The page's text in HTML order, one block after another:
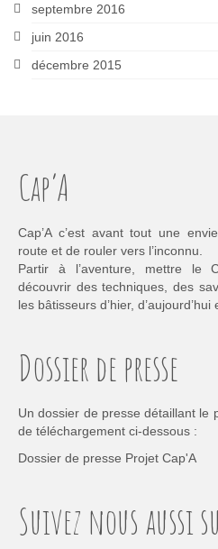
septembre 2016
juin 2016
décembre 2015
Cap’A
Cap’A c’est avant tout une
route et de rouler vers l’inconnu.
Partir à l’aventure, mettre le
découvrir des techniques, des
les bâtisseurs d’hier, d’aujourd’hui
Dossier de presse
Un dossier de presse détaillant le
de téléchargement ci-dessous :
Dossier de presse Projet Cap'A
Suivez nous aussi